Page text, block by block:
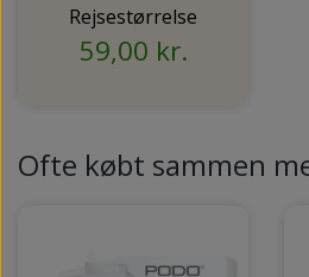
Rejsestørrelse
59,00 kr.
Ofte købt sammen